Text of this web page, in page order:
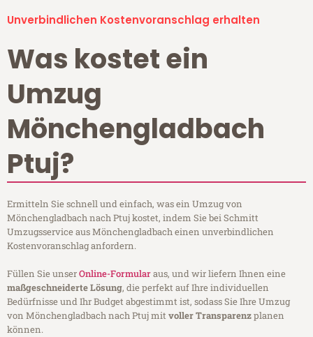
Unverbindlichen Kostenvoranschlag erhalten
Was kostet ein
Umzug
Mönchengladbach
Ptuj?
Ermitteln Sie schnell und einfach, was ein Umzug von
Mönchengladbach nach Ptuj kostet, indem Sie bei Schmitt
Umzugsservice aus Mönchengladbach einen unverbindlichen
Kostenvoranschlag anfordern.
Füllen Sie unserOnline-Formularaus, und wir liefern Ihnen eine
maßgeschneiderte Lösung, die perfekt auf Ihre individuellen
Bedürfnisse und Ihr Budget abgestimmt ist, sodass Sie Ihre Umzug
von Mönchengladbach nach Ptuj mitvoller Transparenzplanen
können.